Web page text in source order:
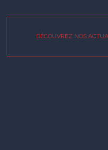
DÉCOUVREZ NOS